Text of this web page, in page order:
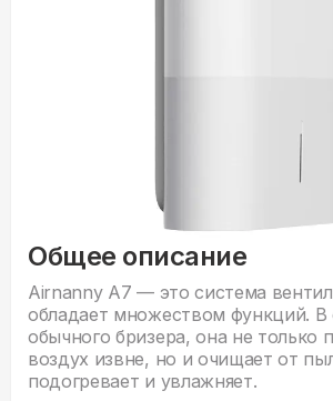
Общее описание
Airnanny A7 — это система
обладает множеством функций. В
обычного бризера, она не только
воздух извне, но и очищает от
подогревает и увлажняет.